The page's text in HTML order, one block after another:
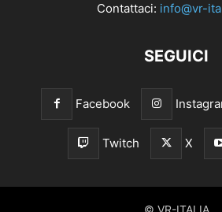
Contattaci: info@vr-
SEGUICI
Facebook
Twitch X